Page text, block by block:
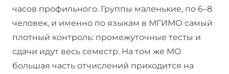
часов профильного. Группы маленькие, по 6–8
человек, и именно по языкам в МГИМО самый
плотный контроль: промежуточные тесты и
сдачи идут весь семестр. На том же МО
большая часть отчислений приходится на